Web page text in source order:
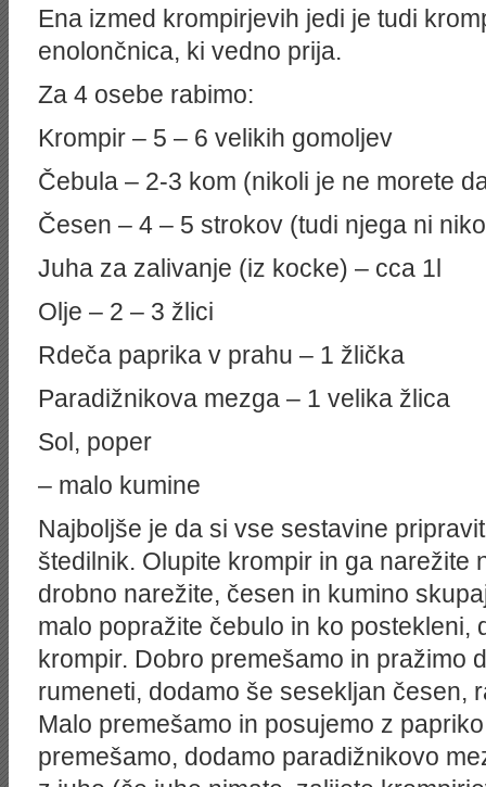
Ena izmed krompirjevih jedi je tudi
enolončnica, ki vedno prija.
Za 4 osebe rabimo:
Krompir – 5 – 6 velikih gomoljev
Čebula – 2-3 kom (nikoli je ne morete
Česen – 4 – 5 strokov (tudi njega ni
Juha za zalivanje (iz kocke) – cca 1l
Olje – 2 – 3 žlici
Rdeča paprika v prahu – 1 žlička
Paradižnikova mezga – 1 velika žlica
Sol, poper
– malo kumine
Najboljše je da si vse sestavine
štedilnik. Olupite krompir in ga narežite
drobno narežite, česen in kumino
malo popražite čebulo in ko postekleni,
krompir. Dobro premešamo in pražimo
rumeneti, dodamo še sesekljan česen,
Malo premešamo in posujemo z
premešamo, dodamo paradižnikovo